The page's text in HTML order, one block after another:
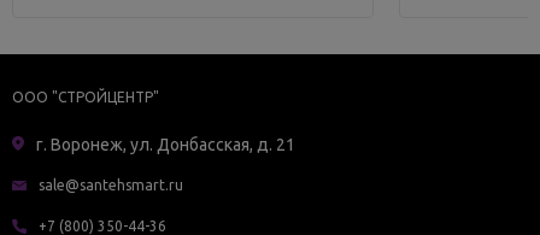
ООО "СТРОЙЦЕНТР"
г. Воронеж, ул. Донбасская, д. 21
sale@santehsmart.ru
+7 (800) 350-44-36